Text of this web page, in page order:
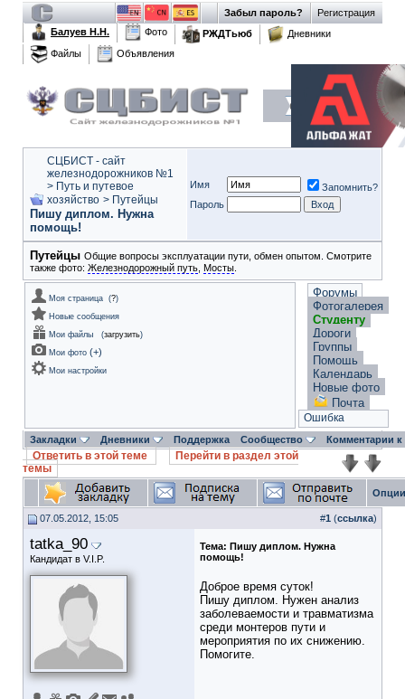
Регистрация
Забыл пароль?
Балуев Н.Н.
Фото РЖДТьюб
Дневники
Файлы
Объявления
СЦБИСТ - сайт
железнодорожников №1
> Путь и путевое
хозяйство > Путейцы
Пишу диплом. Нужна
помощь!
Имя
Запомнить?
Пароль
Путейцы Общие вопросы эксплуатации пути, обмен опытом. Смотрите
также фото: Железнодорожный путь Мосты
Моя страница (?)
Новые сообщения
Мои файлы
(загрузить)
Мои фото (+)
Мои настройки
Форумы
Фотогалерея
Студенту
Дороги
Группы
Помощь
Календарь
Новые фото
Почта
Ошибка
Закладки Дневники Поддержка Сообщество Комментарии
Ответить в этой теме
Перейти в раздел этой
темы
07.05.2012, 15:05 #1 (ссылка)
tatka_90
Кандидат в V.I.P.
Тема: Пишу диплом. Нужна
помощь!
Доброе время суток!
Пишу диплом. Нужен анализ
заболеваемости и травматизма
среди монтеров пути и
мероприятия по их снижению.
Помогите.